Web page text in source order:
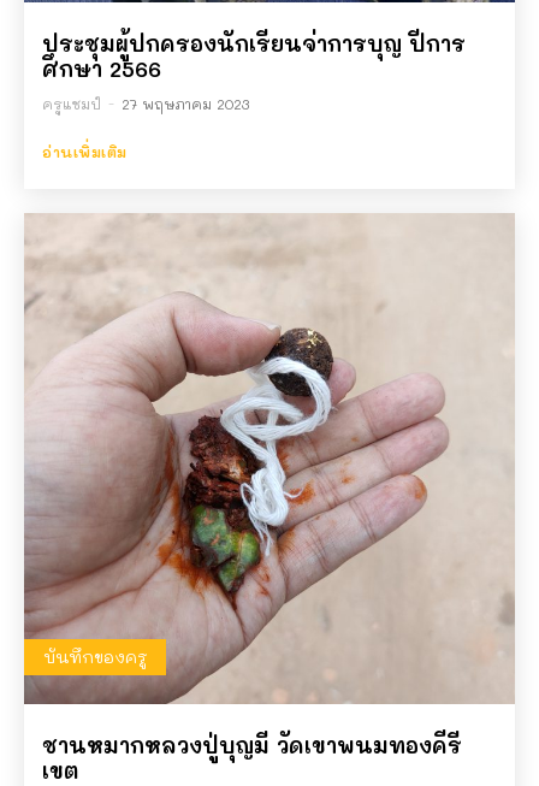
ประชุมผู้ปกครองนักเรียนจ่าการบุญ ปีการ
ศึกษา 2566
ครูแชมป์ - 27 พฤษภาคม 2023
อ่านเพิ่มเติม
บันทึกของครู
ชานหมากหลวงปู่บุญมี วัดเขาพนมทองคีรี
เขต